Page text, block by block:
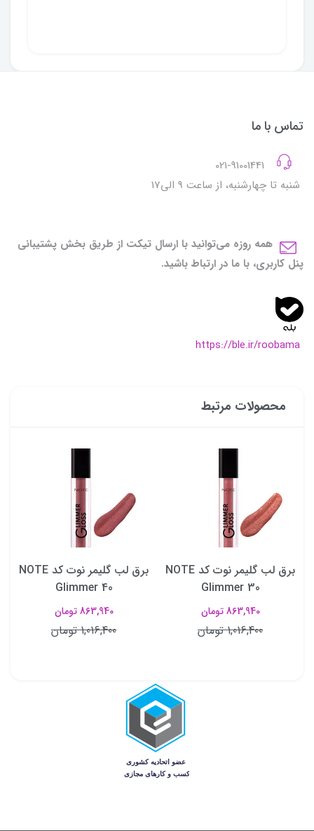
تماس با ما
شنبه تا چهارشنبه، از ساعت 9 الی17
همه روزه می‌توانید با ارسال تیکت از طریق بخش پشتیبانی
پنل کاربری، با ما در ارتباط باشید.
https://ble.ir/roobama
محصولات مرتبط
برق لب گلیمر نوت کد NOTE
Glimmer 30
863,940 تومان
1,016,400 تومان
برق لب گلیمر نوت کد NOTE
Glimmer 40
863,940 تومان
1,016,400 تومان